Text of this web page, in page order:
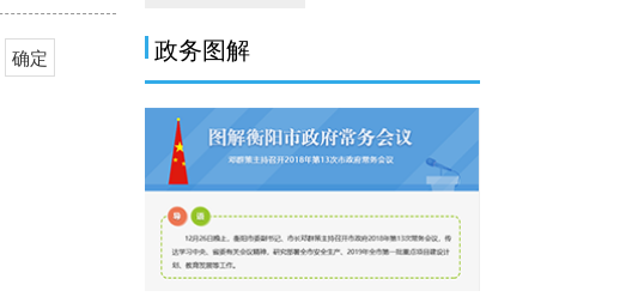
确定 政务图解